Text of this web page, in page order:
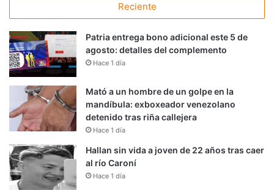
Reciente
Patria entrega bono adicional este 5 de
agosto: detalles del complemento
Hace 1 día
Mató a un hombre de un golpe en la
mandíbula: exboxeador venezolano
detenido tras riña callejera
Hace 1 día
Hallan sin vida a joven de 22 años tras caer
al río Caroní
Hace 1 día